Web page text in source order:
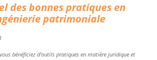
des bonnes pratiques en
patrimoniale
bénéficiez d’outils pratiques en matière juridique et